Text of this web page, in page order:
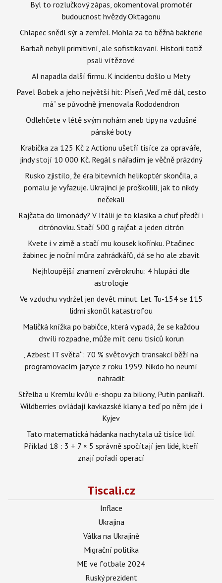
Byl to rozlučkový zápas, okomentoval promotér
budoucnost hvězdy Oktagonu
Chlapec snědl sýr a zemřel. Mohla za to běžná bakterie
Barbaři nebyli primitivní, ale sofistikovaní. Historii totiž
psali vítězové
AI napadla další firmu. K incidentu došlo u Mety
Pavel Bobek a jeho největší hit: Píseň „Veď mě dál, cesto
má“ se původně jmenovala Rododendron
Odlehčete v létě svým nohám aneb tipy na vzdušné
pánské boty
Krabička za 125 Kč z Actionu ušetří tisíce za opraváře,
jindy stojí 10 000 Kč. Regál s nářadím je věčně prázdný
Rusko zjistilo, že éra bitevních helikoptér skončila, a
pomalu je vyřazuje. Ukrajinci je proškolili, jak to nikdy
nečekali
Rajčata do limonády? V Itálii je to klasika a chuť předčí i
citrónovku. Stačí 500 g rajčat a jeden citrón
Kvete i v zimě a stačí mu kousek kořínku. Ptačinec
žabinec je noční můra zahrádkářů, dá se ho ale zbavit
Nejhloupější znamení zvěrokruhu: 4 hlupáci dle
astrologie
Ve vzduchu vydržel jen devět minut. Let Tu-154 se 115
lidmi skončil katastrofou
Maličká knížka po babičce, která vypadá, že se každou
chvíli rozpadne, může mít cenu tisíců korun
„Azbest IT světa“: 70 % světových transakcí běží na
programovacím jazyce z roku 1959. Nikdo ho neumí
nahradit
Střelba u Kremlu kvůli e-shopu za biliony, Putin panikaří.
Wildberries ovládají kavkazské klany a teď po něm jde i
Kyjev
Tato matematická hádanka nachytala už tisíce lidí.
Příklad 18 : 3 + 7 × 5 správně spočítají jen lidé, kteří
znají pořadí operací
Tiscali.cz
Inflace
Ukrajina
Válka na Ukrajině
Migrační politika
ME ve fotbale 2024
Ruský prezident